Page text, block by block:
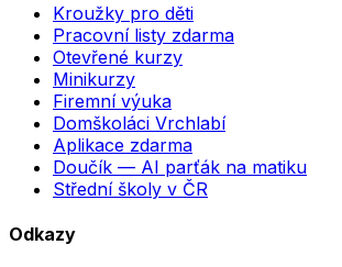
Kroužky pro děti
Pracovní listy zdarma
Otevřené kurzy
Minikurzy
Firemní výuka
Domškoláci Vrchlabí
Aplikace zdarma
Doučík — AI parťák na matiku
Střední školy v ČR
Odkazy